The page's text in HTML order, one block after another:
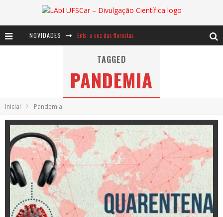
NOVIDADES Ents: a voz das florestas
Notáveis: Bertha Lutz
TAGGED
PANDEMIA
Inicial Pandemia